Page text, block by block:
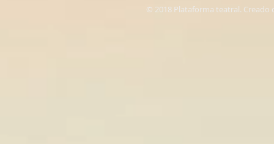
© 2018 Plataforma teatral. Creado